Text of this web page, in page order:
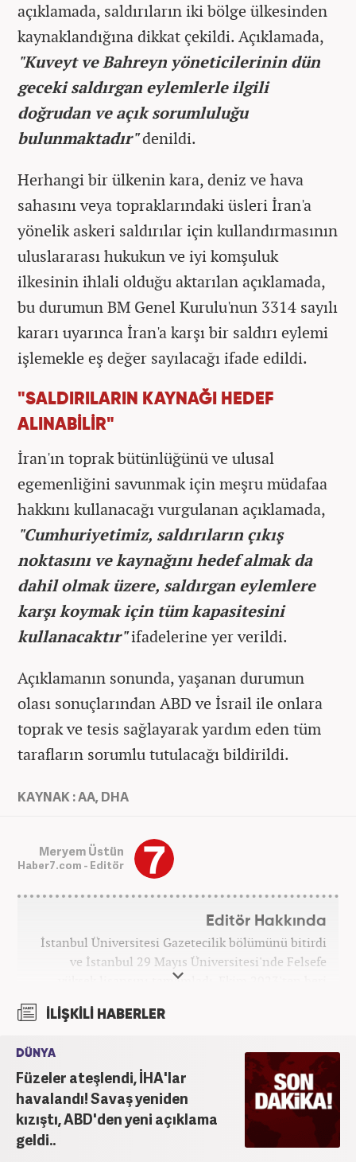
açıklamada, saldırıların iki bölge ülkesinden
kaynaklandığına dikkat çekildi. Açıklamada,
"Kuveyt ve Bahreyn yöneticilerinin dün
geceki saldırgan eylemlerle ilgili
doğrudan ve açık sorumluluğu
bulunmaktadır"denildi.
Herhangi bir ülkenin kara, deniz ve hava
sahasını veya topraklarındaki üsleri İran'a
yönelik askeri saldırılar için kullandırmasının
uluslararası hukukun ve iyi komşuluk
ilkesinin ihlali olduğu aktarılan açıklamada,
bu durumun BM Genel Kurulu'nun 3314 sayılı
kararı uyarınca İran'a karşı bir saldırı eylemi
işlemekle eş değer sayılacağı ifade edildi.
"SALDIRILARIN KAYNAĞI HEDEF
ALINABİLİR"
İran'ın toprak bütünlüğünü ve ulusal
egemenliğini savunmak için meşru müdafaa
hakkını kullanacağı vurgulanan açıklamada,
"Cumhuriyetimiz, saldırıların çıkış
noktasını ve kaynağını hedef almak da
dahil olmak üzere, saldırgan eylemlere
karşı koymak için tüm kapasitesini
kullanacaktır"ifadelerine yer verildi.
Açıklamanın sonunda, yaşanan durumun
olası sonuçlarından ABD ve İsrail ile onlara
toprak ve tesis sağlayarak yardım eden tüm
tarafların sorumlu tutulacağı bildirildi.
KAYNAK : AA, DHA
Meryem Üstün
Haber7.com - Editör
Editör Hakkında
İstanbul Üniversitesi Gazetecilik bölümünü bitirdi
ve İstanbul 29 Mayıs Üniversitesi'nde Felsefe
yüksek lisansını tamamladı. Ekim 2023'ten beri
İLİŞKİLİ HABERLER
DÜNYA
Füzeler ateşlendi, İHA'lar
havalandı! Savaş yeniden
kızıştı, ABD'den yeni açıklama
geldi..